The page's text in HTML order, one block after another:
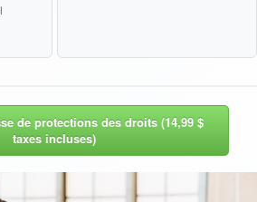
de protections des droits (14,99 $
taxes incluses)